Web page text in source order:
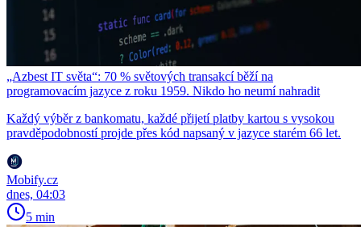
„Azbest IT světa“: 70 % světových transakcí běží na
programovacím jazyce z roku 1959. Nikdo ho neumí nahradit
Každý výběr z bankomatu, každé přijetí platby kartou s vysokou
pravděpodobností projde přes kód napsaný v jazyce starém 66 let.
Mobify.cz
dnes, 04:03
5 min